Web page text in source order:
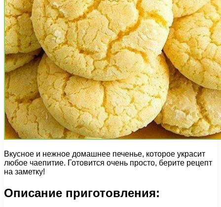
Вкусное и нежное домашнее печенье, которое украсит
любое чаепитие. Готовится очень просто, берите рецепт
на заметку!
Описание приготовления: